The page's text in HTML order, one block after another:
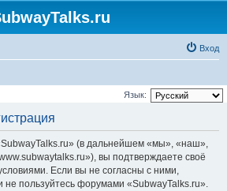
Вход
Язык:
(в дальнейшем «мы», «наш»,
вы подтверждаете своё
Если вы не согласны с ними,
не пользуйтесь форумами «SubwayTalks.ru».